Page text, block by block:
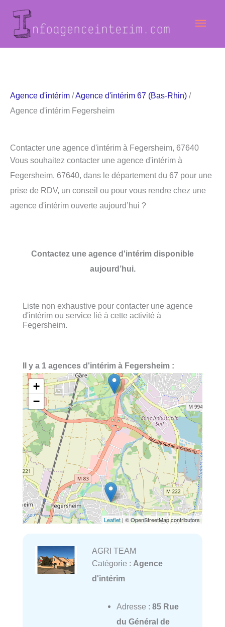
contenu
Agence d'intérim /Agence d'intérim 67 (Bas-Rhin) /
Agence d'intérim Fegersheim
Contacter une agence d'intérim à Fegersheim, 67640
Vous souhaitez contacter une agence d'intérim à
Fegersheim, 67640, dans le département du 67 pour une
prise de RDV, un conseil ou pour vous rendre chez une
agence d'intérim ouverte aujourd’hui ?
Contactez une agence d'intérim disponible
aujourd’hui.
Liste non exhaustive pour contacter une agence
d'intérim ou service lié à cette activité à
Fegersheim.
Il y a 1 agences d'intérim à Fegersheim :
+
−
Leaflet| © OpenStreetMap contributors
AGRI TEAM
Catégorie : Agence
d'intérim
Adresse : 85 Rue
du Général de